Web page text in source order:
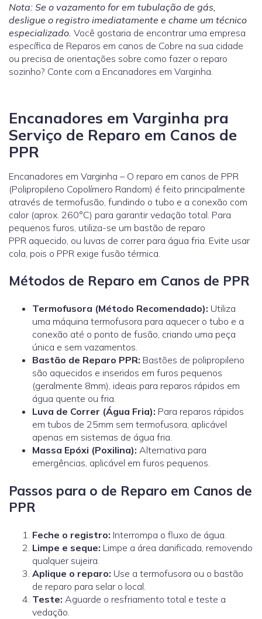
Nota: Se o vazamento for em tubulação de gás,
desligue o registro imediatamente e chame um técnico
especializado. Você gostaria de encontrar uma empresa
específica de Reparos em canos de Cobre na sua cidade
ou precisa de orientações sobre como fazer o reparo
sozinho? Conte com a Encanadores em Varginha.
Encanadores em Varginha pra
Serviço de Reparo em Canos de
PPR
Encanadores em Varginha – O reparo em canos de PPR
(Polipropileno Copolímero Random) é feito principalmente
através de termofusão, fundindo o tubo e a conexão com
calor (aprox. 260°C) para garantir vedação total. Para
pequenos furos, utiliza-se um bastão de reparo
PPR aquecido, ou luvas de correr para água fria. Evite usar
cola, pois o PPR exige fusão térmica.
Métodos de Reparo em Canos de PPR
Termofusora (Método Recomendado): Utiliza
uma máquina termofusora para aquecer o tubo e a
conexão até o ponto de fusão, criando uma peça
única e sem vazamentos.
Bastão de Reparo PPR: Bastões de polipropileno
são aquecidos e inseridos em furos pequenos
(geralmente 8mm), ideais para reparos rápidos em
água quente ou fria.
Luva de Correr (Água Fria): Para reparos rápidos
em tubos de 25mm sem termofusora, aplicável
apenas em sistemas de água fria.
Massa Epóxi (Poxilina): Alternativa para
emergências, aplicável em furos pequenos.
Passos para o de Reparo em Canos de
PPR
Feche o registro: Interrompa o fluxo de água.
Limpe e seque: Limpe a área danificada, removendo
qualquer sujeira.
Aplique o reparo: Use a termofusora ou o bastão
de reparo para selar o local.
Teste: Aguarde o resfriamento total e teste a
vedação.